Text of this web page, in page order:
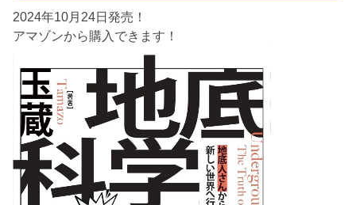
2024年10月24日発売！
アマゾンから購入できます！